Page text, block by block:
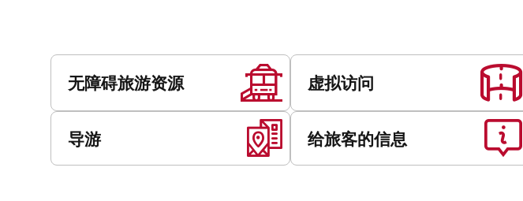
无障碍旅游资源 虚拟访问
导游 给旅客的信息